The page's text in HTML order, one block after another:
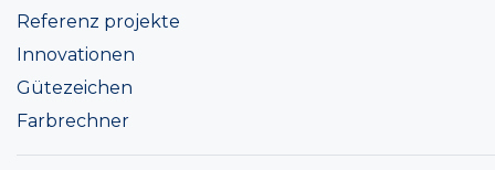
Referenz projekte
Innovationen
Gütezeichen
Farbrechner